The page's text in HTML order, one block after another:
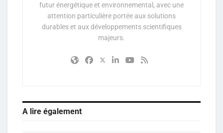
futur énergétique et environnemental, avec une
attention particulière portée aux solutions
durables et aux développements scientifiques
majeurs.
A lire également